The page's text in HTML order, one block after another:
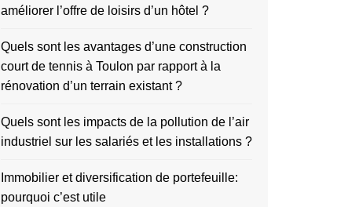
améliorer l’offre de loisirs d’un hôtel ?
Quels sont les avantages d’une construction
court de tennis à Toulon par rapport à la
rénovation d’un terrain existant ?
Quels sont les impacts de la pollution de l’air
industriel sur les salariés et les installations ?
Immobilier et diversification de portefeuille:
pourquoi c’est utile